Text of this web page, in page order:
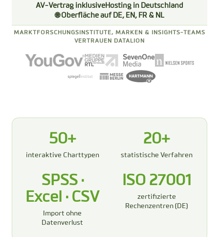
AV-Vertrag inklusive Hosting in Deutschland
🌐 Oberfläche auf DE, EN, FR & NL
MARKTFORSCHUNGSINSTITUTE, MARKEN & INSIGHTS-TEAMS
VERTRAUEN DATALION
50+
interaktive Charttypen
20+
statistische Verfahren
SPSS ·
Excel · CSV
Import ohne
Datenverlust
ISO 27001
zertifizierte
Rechenzentren (DE)